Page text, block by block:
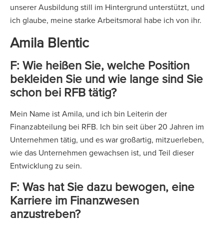
unserer Ausbildung still im Hintergrund unterstützt, und
ich glaube, meine starke Arbeitsmoral habe ich von ihr.
Amila Blentic
F: Wie heißen Sie, welche Position
bekleiden Sie und wie lange sind Sie
schon bei RFB tätig?
Mein Name ist Amila, und ich bin Leiterin der
Finanzabteilung bei RFB. Ich bin seit über 20 Jahren im
Unternehmen tätig, und es war großartig, mitzuerleben,
wie das Unternehmen gewachsen ist, und Teil dieser
Entwicklung zu sein.
F: Was hat Sie dazu bewogen, eine
Karriere im Finanzwesen
anzustreben?